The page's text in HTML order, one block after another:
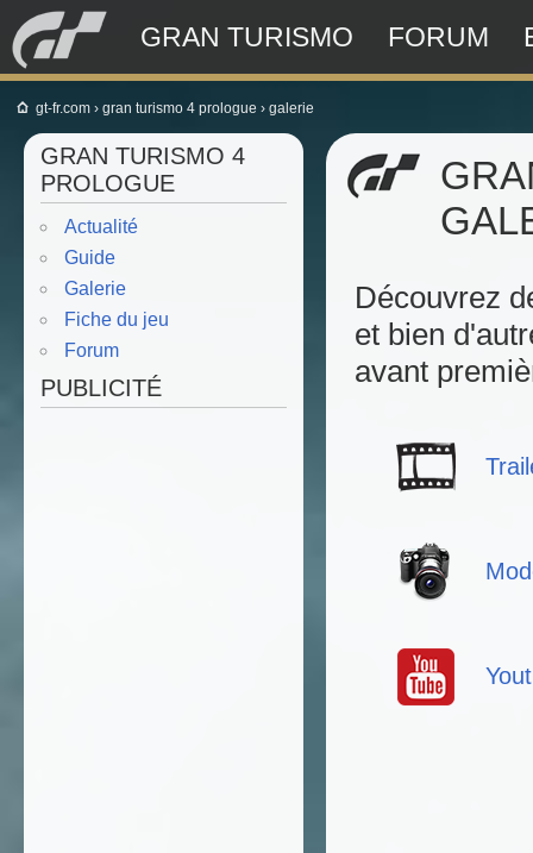
GRAN TURISMO FORUM
gt-fr.com › gran turismo 4 prologue › galerie
GRAN TURISMO 4
PROLOGUE
Actualité
Guide
Galerie
Fiche du jeu
Forum
PUBLICITÉ
Découvrez
et bien
avant